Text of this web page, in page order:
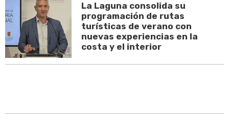
La Laguna consolida su
programación de rutas
turísticas de verano con
nuevas experiencias en la
costa y el interior